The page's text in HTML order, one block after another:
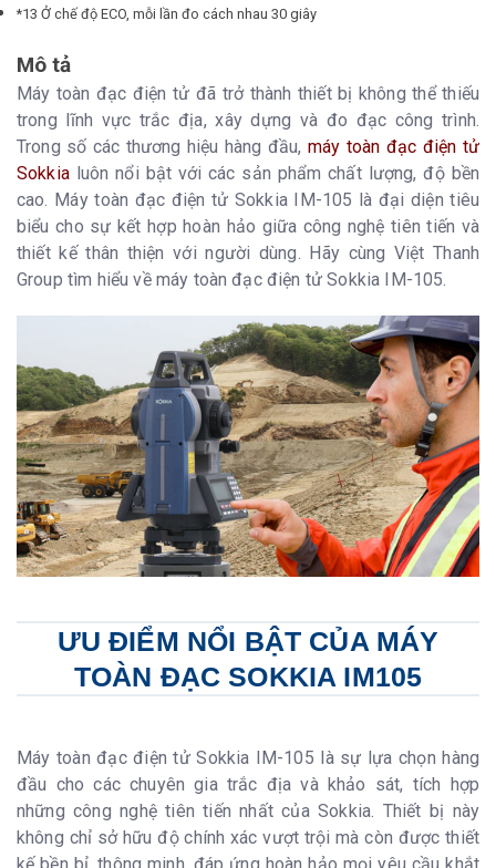
*13 Ở chế độ ECO, mỗi lần đo cách nhau 30 giây
Mô tả
Máy toàn đạc điện tử đã trở thành thiết bị không thể thiếu
trong lĩnh vực trắc địa, xây dựng và đo đạc công trình.
Trong số các thương hiệu hàng đầu, máy toàn đạc điện tử
Sokkialuôn nổi bật với các sản phẩm chất lượng, độ bền
cao. Máy toàn đạc điện tử Sokkia IM-105 là đại diện tiêu
biểu cho sự kết hợp hoàn hảo giữa công nghệ tiên tiến và
thiết kế thân thiện với người dùng. Hãy cùng Việt Thanh
Group tìm hiểu về máy toàn đạc điện tử Sokkia IM-105.
ƯU ĐIỂM NỔI BẬT CỦA MÁY
TOÀN ĐẠC SOKKIA IM105
Máy toàn đạc điện tử Sokkia IM-105 là sự lựa chọn hàng
đầu cho các chuyên gia trắc địa và khảo sát, tích hợp
những công nghệ tiên tiến nhất của Sokkia. Thiết bị này
không chỉ sở hữu độ chính xác vượt trội mà còn được thiết